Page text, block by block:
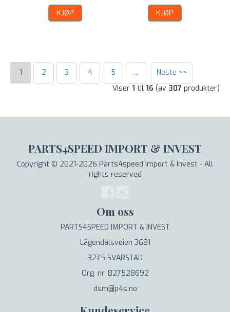
KJØP KJØP
1 2 3 4 5 ...
Neste >>
Viser 1 til 16 (av 307 produkter)
PARTS4SPEED IMPORT & INVEST
Copyright © 2021-2026 Parts4speed Import & Invest - All
rights reserved
Om oss
PARTS4SPEED IMPORT & INVEST
Lågendalsveien 3681
3275 SVARSTAD
Org. nr. 827528692
dsm@p4s.no